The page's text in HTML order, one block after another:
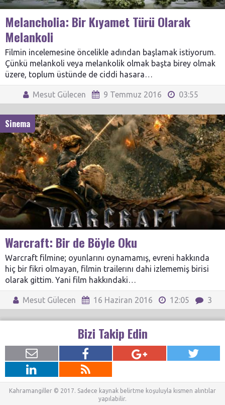
Melancholia: Bir Kıyamet Türü Olarak
Melankoli
Filmin incelemesine öncelikle adından başlamak istiyorum.
Çünkü melankoli veya melankolik olmak başta birey olmak
üzere, toplum üstünde de ciddi hasara…
Mesut Gülecen 9 Temmuz 2016 03:55
Sinema
Warcraft: Bir de Böyle Oku
Warcraft filmine; oyunlarını oynamamış, evreni hakkında
hiç bir fikri olmayan, filmin trailerını dahi izlememiş birisi
olarak gittim. Yani film hakkındaki…
Mesut Gülecen 16 Haziran 2016 12:05 3
Bizi Takip Edin
Kahramangiller © 2017. Sadece kaynak belirtme koşuluyla kısmen alıntılar
yapılabilir.